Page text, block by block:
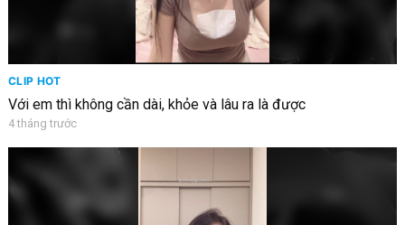
CLIP HOT
Với em thì không cần dài, khỏe và lâu ra là được
4 tháng trước